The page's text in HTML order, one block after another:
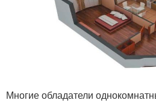
Многие обладатели